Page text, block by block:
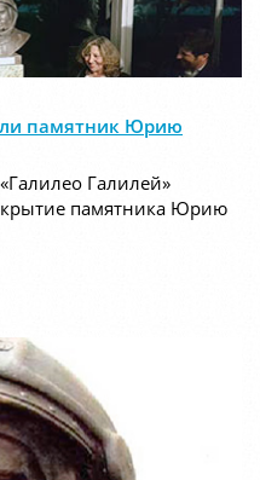
памятник Юрию
Галилей»
памятника Юрию